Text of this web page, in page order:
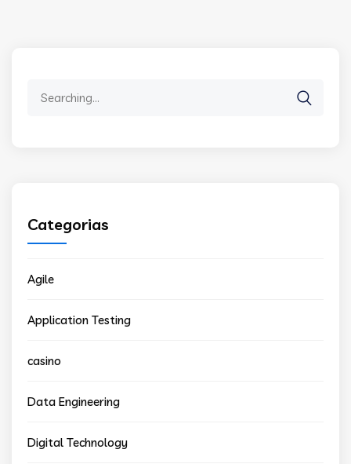
Categorias
Agile
Application Testing
casino
Data Engineering
Digital Technology